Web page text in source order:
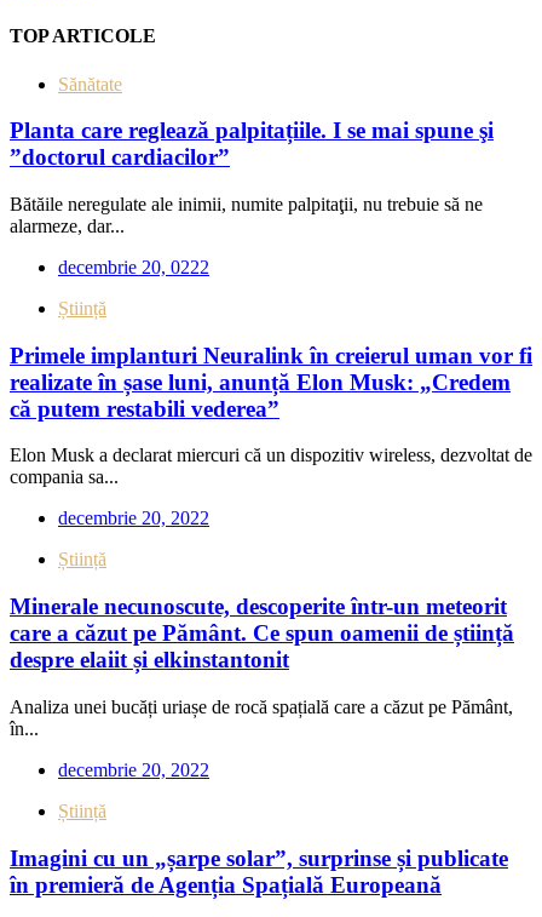
TOP ARTICOLE
Sănătate
Planta care reglează palpitațiile. I se mai spune şi
”doctorul cardiacilor”
Bătăile neregulate ale inimii, numite palpitaţii, nu trebuie să ne
alarmeze, dar...
decembrie 20, 0222
Știință
Primele implanturi Neuralink în creierul uman vor fi
realizate în șase luni, anunță Elon Musk: „Credem
că putem restabili vederea”
Elon Musk a declarat miercuri că un dispozitiv wireless, dezvoltat de
compania sa...
decembrie 20, 2022
Știință
Minerale necunoscute, descoperite într-un meteorit
care a căzut pe Pământ. Ce spun oamenii de știință
despre elaiit și elkinstantonit
Analiza unei bucăți uriașe de rocă spațială care a căzut pe Pământ,
în...
decembrie 20, 2022
Știință
Imagini cu un „șarpe solar”, surprinse și publicate
în premieră de Agenția Spațială Europeană